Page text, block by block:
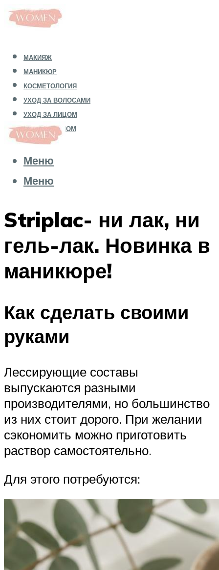
МАКИЯЖ
МАНИКЮР
КОСМЕТОЛОГИЯ
УХОД ЗА ВОЛОСАМИ
УХОД ЗА ЛИЦОМ
УХОД ЗА ТЕЛОМ
Меню
Меню
Striplac- ни лак, ни
гель-лак. Новинка в
маникюре!
Как сделать своими
руками
Лессирующие составы
выпускаются разными
производителями, но большинство
из них стоит дорого. При желании
сэкономить можно приготовить
раствор самостоятельно.
Для этого потребуются: